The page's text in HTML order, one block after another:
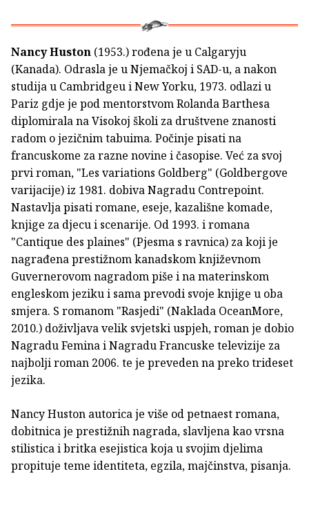
Nancy Huston (1953.) rođena je u Calgaryju
(Kanada). Odrasla je u Njemačkoj i SAD-u, a nakon
studija u Cambridgeu i New Yorku, 1973. odlazi u
Pariz gdje je pod mentorstvom Rolanda Barthesa
diplomirala na Visokoj školi za društvene znanosti
radom o jezičnim tabuima. Počinje pisati na
francuskome za razne novine i časopise. Već za svoj
prvi roman, "Les variations Goldberg" (Goldbergove
varijacije) iz 1981. dobiva Nagradu Contrepoint.
Nastavlja pisati romane, eseje, kazališne komade,
knjige za djecu i scenarije. Od 1993. i romana
"Cantique des plaines" (Pjesma s ravnica) za koji je
nagrađena prestižnom kanadskom književnom
Guvernerovom nagradom piše i na materinskom
engleskom jeziku i sama prevodi svoje knjige u oba
smjera. S romanom "Rasjedi" (Naklada OceanMore,
2010.) doživljava velik svjetski uspjeh, roman je dobio
Nagradu Femina i Nagradu Francuske televizije za
najbolji roman 2006. te je preveden na preko trideset
jezika.
Nancy Huston autorica je više od petnaest romana,
dobitnica je prestižnih nagrada, slavljena kao vrsna
stilistica i britka esejistica koja u svojim djelima
propituje teme identiteta, egzila, majčinstva, pisanja.